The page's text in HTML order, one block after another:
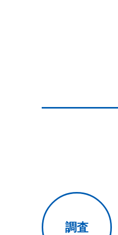
調査